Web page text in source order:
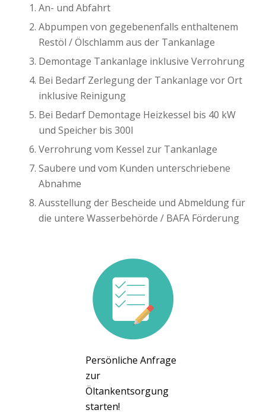
An- und Abfahrt
Abpumpen von gegebenenfalls enthaltenem
Restöl / Ölschlamm aus der Tankanlage
Demontage Tankanlage inklusive Verrohrung
Bei Bedarf Zerlegung der Tankanlage vor Ort
inklusive Reinigung
Bei Bedarf Demontage Heizkessel bis 40 kW
und Speicher bis 300l
Verrohrung vom Kessel zur Tankanlage
Saubere und vom Kunden unterschriebene
Abnahme
Ausstellung der Bescheide und Abmeldung für
die untere Wasserbehörde / BAFA Förderung
Persönliche Anfrage
zur
Öltankentsorgung
starten!